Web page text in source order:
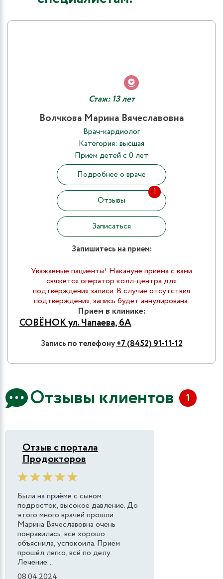
Стаж: 13 лет
Волчкова Марина Вячеславовна
Врач-кардиолог
Категория: высшая
Приём детей с 0 лет
Подробнее о враче
Отзывы
1
Записаться
Запишитесь на прием:
Уважаемые пациенты! Накануне приема с вами
свяжется оператор колл-центра для
подтверждения записи. В случае отсутствия
подтверждения, запись будет аннулирована.
Прием в клинике:
СОВЁНОК ул. Чапаева, 6А
Запись по телефону+7 (8452) 91-11-12
Отзывы клиентов 1
Отзыв с портала
Продокторов
Была на приёме с сыном:
подросток, высокое давление. До
этого много врачей прошли.
Марина Вячеславовна очень
понравилась, все хорошо
объяснила, успокоила. Приём
прошёл легко, всё по делу.
Лечение...
08.04.2024